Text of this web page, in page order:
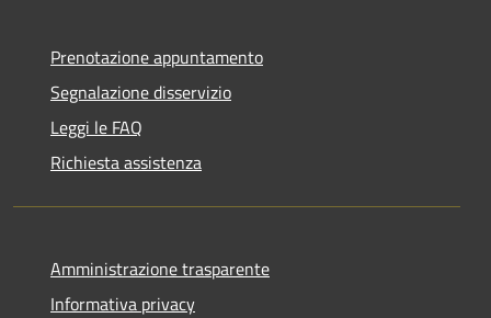
Prenotazione appuntamento
Segnalazione disservizio
Leggi le FAQ
Richiesta assistenza
Amministrazione trasparente
Informativa privacy